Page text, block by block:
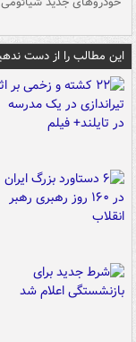
این مطالب را از دست